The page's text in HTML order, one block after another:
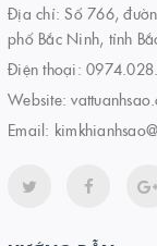
Địa chỉ: Số 766,
phố Bắc Ninh, tỉnh
Điện thoại:
Website:
Email: